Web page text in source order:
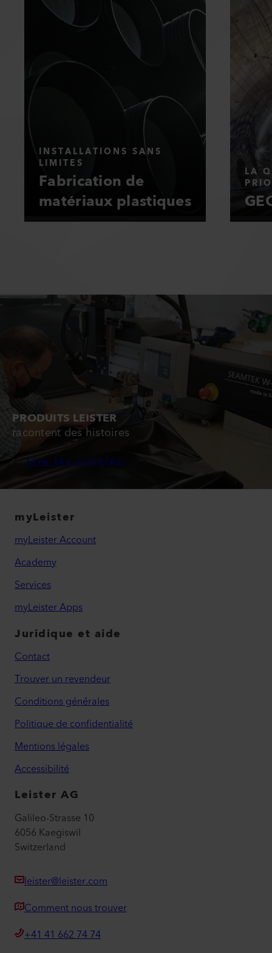
INSTALLATIONS SANS
LIMITES
Fabrication de
matériaux plastiques
LA
PRODUITS LEISTER
racontent des histoires
Lire les articles
myLeister
myLeister Account
Academy
Services
myLeister Apps
Juridique et aide
Contact
Trouver un revendeur
Conditions générales
Politique de confidentialité
Mentions légales
Accessibilité
Leister AG
Galileo-Strasse 10
6056 Kaegiswil
Switzerland
leister@leister.com
Comment nous trouver
+41 41 662 74 74